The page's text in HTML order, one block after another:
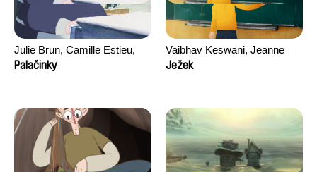
Julie Brun, Camille Estieu,
Jiamin Peng
Palačinky
Vaibhav Keswani, Jeanne
Laureau, Colombine Majou,
Ježek